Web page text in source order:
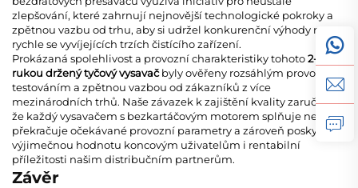
zlepšování, které zahrnují nejnovější technologické pokroky a
zpětnou vazbu od trhu, aby si udržel konkurenční výhody na
rychle se vyvíjejících trzích čistícího zařízení.
Prokázaná spolehlivost a provozní charakteristiky tohoto2-v-1
rukou držený tyčový vysavačbyly ověřeny rozsáhlým provozním
testováním a zpětnou vazbou od zákazníků z více
mezinárodních trhů. Naše závazek k zajištění kvality zaručuje,
že každývysavačem s bezkartáčovým motorem splňuje nebo
překračuje očekávané provozní parametry a zároveň poskytuje
výjimečnou hodnotu koncovým uživatelům i rentabilní
příležitosti našim distribučním partnerům.
Závěr